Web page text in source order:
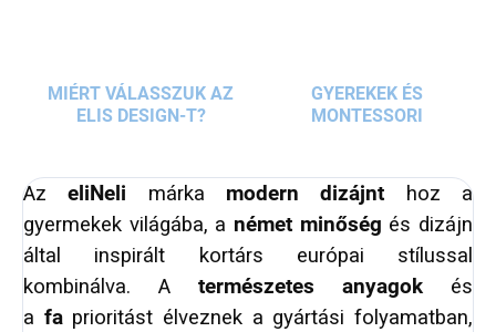
MIÉRT VÁLASSZUK AZ
ELIS DESIGN-T?
GYEREKEK ÉS
MONTESSORI
AzeliNeli márka modern dizájnt hoz a
gyermekek világába, a német minőség és dizájn
által inspirált kortárs európai stílussal
kombinálva. A természetes anyagok és
a faprioritást élveznek a gyártási folyamatban,